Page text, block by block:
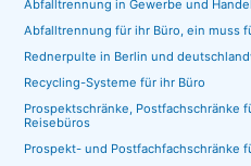
Abfalltrennung in Gewerbe und
Abfalltrennung für ihr Büro, ein muss
Rednerpulte in Berlin und
Recycling-Systeme für ihr Büro
Prospektschränke, Postfachschränke
Reisebüros
Prospekt- und Postfachfachschränke